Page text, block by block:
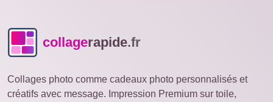
collagerapide.fr
Collages photo comme cadeaux photo personnalisés et
créatifs avec message. Impression Premium sur toile,